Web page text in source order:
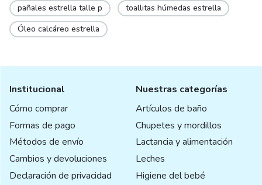
pañales estrella talle p
toallitas húmedas estrella
Óleo calcáreo estrella
Institucional
Cómo comprar
Formas de pago
Métodos de envío
Cambios y devoluciones
Declaración de privacidad
Nuestras categorías
Artículos de baño
Chupetes y mordillos
Lactancia y alimentación
Leches
Higiene del bebé